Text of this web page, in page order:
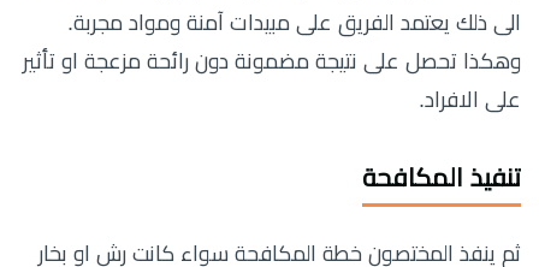
الى ذلك يعتمد الفريق على مبيدات آمنة ومواد مجربة.
وهكذا تحصل على نتيجة مضمونة دون رائحة مزعجة او تأثير
على الافراد.
تنفيذ المكافحة
ثم ينفذ المختصون خطة المكافحة سواء كانت رش او بخار